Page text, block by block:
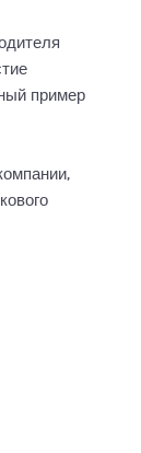
пример